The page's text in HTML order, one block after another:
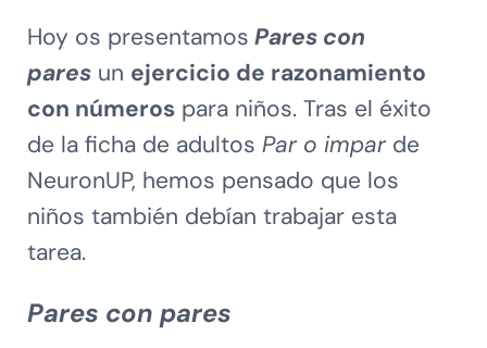
Hoy os presentamos Pares con
paresun ejercicio de razonamiento
con númerospara niños. Tras el éxito
de la ficha de adultos Par o imparde
NeuronUP, hemos pensado que los
niños también debían trabajar esta
tarea.
Pares con pares